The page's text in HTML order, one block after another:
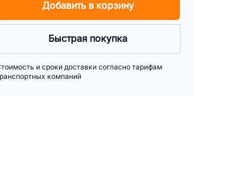
Добавить в корзину
Быстрая покупка
и сроки доставки согласно тарифам
компаний